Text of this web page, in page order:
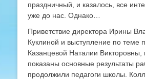
праздничный, и казалось, все
уже до нас. Однако…
Приветствие директора Ирины
Куклиной и выступление по теме
Казанцевой Наталии Викторовны,
показаны основные результаты
продолжили педагоги школы.